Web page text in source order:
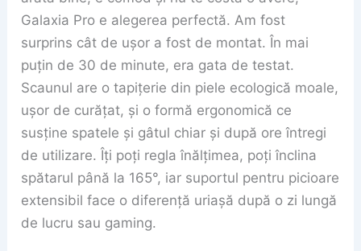
Galaxia Pro e alegerea perfectă. Am fost
surprins cât de ușor a fost de montat. În mai
puțin de 30 de minute, era gata de testat.
Scaunul are o tapițerie din piele ecologică moale,
ușor de curățat, și o formă ergonomică ce
susține spatele și gâtul chiar și după ore întregi
de utilizare. Îți poți regla înălțimea, poți înclina
spătarul până la 165°, iar suportul pentru picioare
extensibil face o diferență uriașă după o zi lungă
de lucru sau gaming.